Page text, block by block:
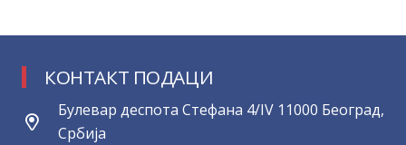
КОНТАКТ ПОДАЦИ
Булевар деспота Стефана 4/IV 11000 Београд,
Србија